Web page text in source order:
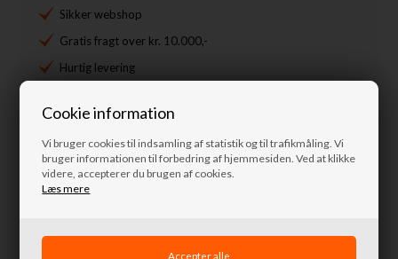
Cookie information
Vi bruger cookies til indsamling af statistik og til trafikmåling. Vi
bruger informationen til forbedring af hjemmesiden. Ved at klikke
videre, accepterer du brugen af cookies.
Læs mere
Sikker webshop
Gratis fragt over kr. 10.000,-
Hurtig levering
info@nordkystens4x4.dk